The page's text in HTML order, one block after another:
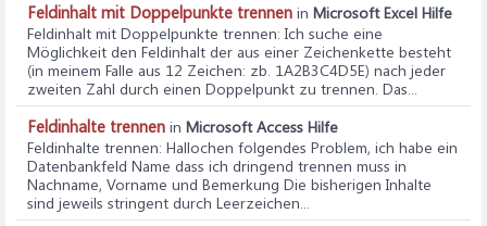
Feldinhalt mit Doppelpunkte trennen in Microsoft Excel Hilfe
Feldinhalt mit Doppelpunkte trennen: Ich suche eine
Möglichkeit den Feldinhalt der aus einer Zeichenkette besteht
(in meinem Falle aus 12 Zeichen: zb. 1A2B3C4D5E) nach jeder
zweiten Zahl durch einen Doppelpunkt zu trennen. Das...
Feldinhalte trennen in Microsoft Access Hilfe
Feldinhalte trennen: Hallochen folgendes Problem, ich habe ein
Datenbankfeld Name dass ich dringend trennen muss in
Nachname, Vorname und Bemerkung Die bisherigen Inhalte
sind jeweils stringent durch Leerzeichen...